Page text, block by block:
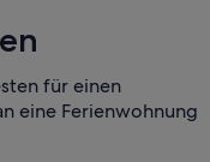
für einen
eine Ferienwohnung